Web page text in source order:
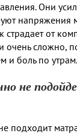
Они
напряжения
от
очень сложно,
и боль по утрам.
не